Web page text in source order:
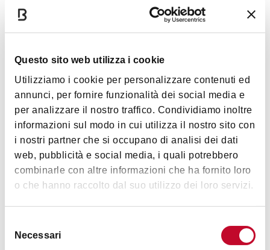
Questo sito web utilizza i cookie
Utilizziamo i cookie per personalizzare contenuti ed
annunci, per fornire funzionalità dei social media e
per analizzare il nostro traffico. Condividiamo inoltre
informazioni sul modo in cui utilizza il nostro sito con
i nostri partner che si occupano di analisi dei dati
web, pubblicità e social media, i quali potrebbero
combinarle con altre informazioni che ha fornito loro
o che hanno raccolto dal suo utilizzo dei loro servizi.
delNecessari
Guida turistica parlante italiano / inglese
eXtraBO, Piazza Nettuno 1/ab, 40124 Bologna
Itinerario (circa 12 km):
Piazza Maggiore e Fontana del Nettuno
Finestrella di Via Piella
Antico porto / Cavaticcio
Piazzetta della Pioggia
Opificio delle Acque e “La Grada”
Canali sul Reno fino alla Certosa
Portico della Certosa fino all’Arco del Meloncello
Portico di Via Saragozza
1
eXtraBO, Piazza del
Nettuno, 1/ab, Bologna
COME ARRIVARE
Immagini